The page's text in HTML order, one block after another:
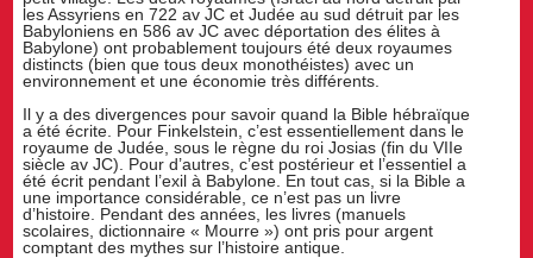
les Assyriens en 722 av JC et Judée au sud détruit par les
Babyloniens en 586 av JC avec déportation des élites à
Babylone) ont probablement toujours été deux royaumes
distincts (bien que tous deux monothéistes) avec un
environnement et une économie très différents.
Il y a des divergences pour savoir quand la Bible hébraïque
a été écrite. Pour Finkelstein, c’est essentiellement dans le
royaume de Judée, sous le règne du roi Josias (fin du VIIe
siècle av JC). Pour d’autres, c’est postérieur et l’essentiel a
été écrit pendant l’exil à Babylone. En tout cas, si la Bible a
une importance considérable, ce n’est pas un livre
d’histoire. Pendant des années, les livres (manuels
scolaires, dictionnaire « Mourre ») ont pris pour argent
comptant des mythes sur l’histoire antique.